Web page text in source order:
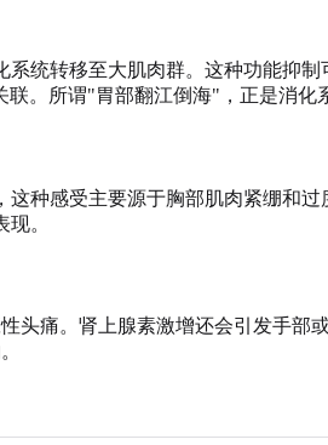
统转移至大肌肉群。这种功能抑
。所谓"胃部翻江倒海"，正是消化
这种感受主要源于胸部肌肉紧绷和
。
头痛。肾上腺素激增还会引发手部